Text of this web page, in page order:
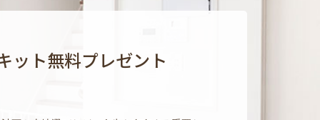
ット無料プレゼント